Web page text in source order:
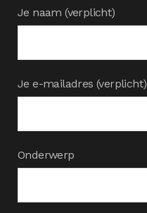
Je naam (verplicht)
Je e-mailadres (verplicht)
Onderwerp